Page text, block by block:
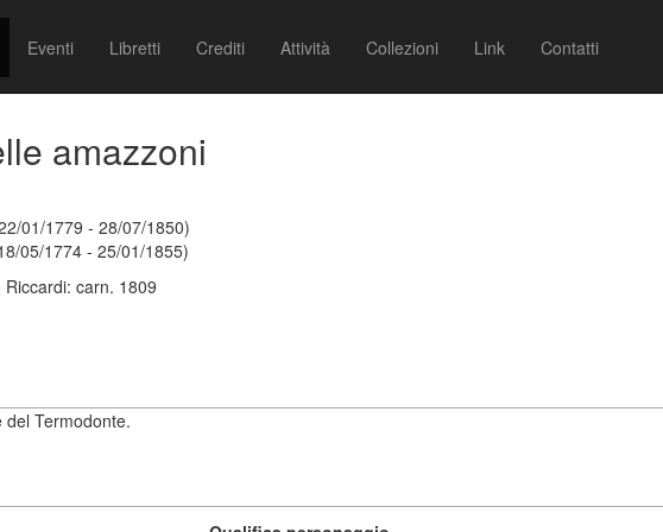
Eventi Libretti Crediti Attività Collezioni Link Contatti
amazzoni
01/1779 - 28/07/1850)
05/1774 - 25/01/1855)
carn. 1809
del Termodonte.